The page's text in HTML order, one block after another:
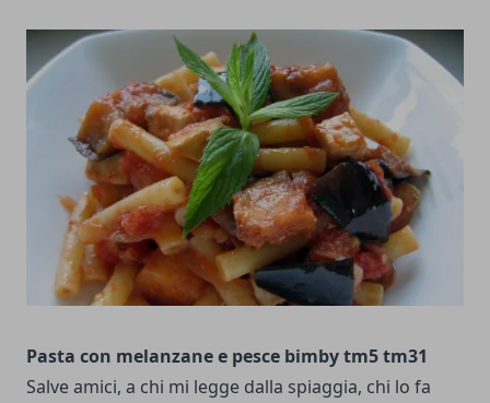
Pasta con melanzane e pesce bimby tm5 tm31
Salve amici, a chi mi legge dalla spiaggia, chi lo fa